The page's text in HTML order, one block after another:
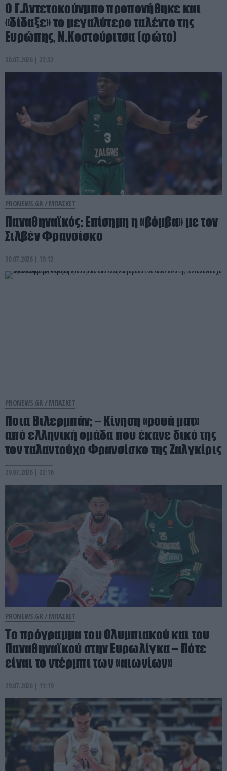
Ο Γ.Αντετοκούνμπο προπονήθηκε και
«δίδαξε» το μεγαλύτερο ταλέντο της
Ευρώπης, Ν.Κοστούριτσα (φώτο)
30.07.2026 | 22:32
PRONEWS.GR / ΜΠΑΣΚΕΤ
Παναθηναϊκός: Επίσημη η «βόμβα» με τον
Σιλβέν Φρανσίσκο
30.07.2026 | 19:12
PRONEWS.GR / ΜΠΑΣΚΕΤ
Ποια Βιλερμπάν; – Κίνηση «ρουά ματ»
από ελληνική ομάδα που έκανε δικό της
τον ταλαντούχο Φρανσίσκο της Ζαλγκίρις
29.07.2026 | 22:16
PRONEWS.GR / ΜΠΑΣΚΕΤ
Το πρόγραμμα του Ολυμπιακού και του
Παναθηναϊκού στην Ευρωλίγκα – Πότε
είναι το ντέρμπι των «αιωνίων»
29.07.2026 | 11:19